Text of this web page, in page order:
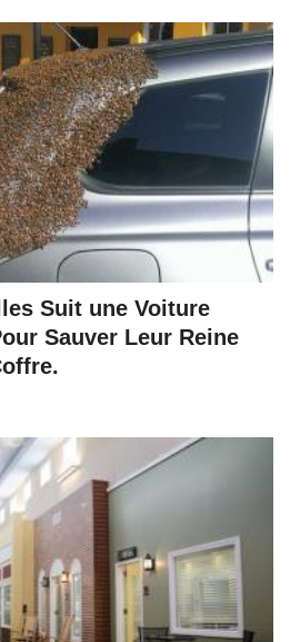
Suit une Voiture
Sauver Leur Reine